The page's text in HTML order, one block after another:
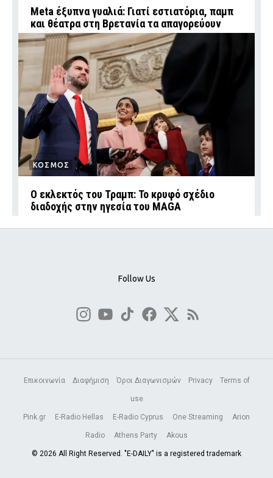
Meta έξυπνα γυαλιά: Γιατί εστιατόρια, παμπ
και θέατρα στη Βρετανία τα απαγορεύουν
ΚΟΣΜΟΣ
Ο εκλεκτός του Τραμπ: Το κρυφό σχέδιο
διαδοχής στην ηγεσία του MAGA
Follow Us
Επικοινωνία Διαφήμιση Όροι Διαγωνισμών Privacy Terms of
use
Pink.gr E-Radio Hellas E-Radio Cyprus One Streaming Arion
Radio Athens Party Akous
© 2026 All Right Reserved. "E-DAILY" is a registered trademark